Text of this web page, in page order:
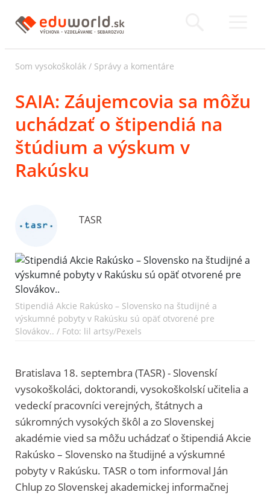
Som vysokoškolák / Správy a komentáre
SAIA: Záujemcovia sa môžu
uchádzať o štipendiá na
štúdium a výskum v
Rakúsku
TASR
Stipendiá Akcie Rakúsko – Slovensko na študijné a
výskumné pobyty v Rakúsku sú opäť otvorené pre
Slovákov.. / Foto: lil artsy/Pexels
Bratislava 18. septembra (TASR) - Slovenskí
vysokoškoláci, doktorandi, vysokoškolskí učitelia a
vedeckí pracovníci verejných, štátnych a
súkromných vysokých škôl a zo Slovenskej
akadémie vied sa môžu uchádzať o štipendiá Akcie
Rakúsko – Slovensko na študijné a výskumné
pobyty v Rakúsku. TASR o tom informoval Ján
Chlup zo Slovenskej akademickej informačnej